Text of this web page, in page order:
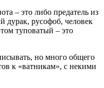
– это либо предатель из
дурак, русофоб, человек
туповатый – это
но много общего
к «ватникам», с некими